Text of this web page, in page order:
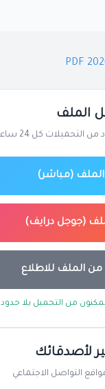
الملف
كل 24 ساعة
(مباشر)
(جوجل درايف)
الملف للاطلاع
من التحميل بلا حدود
لأصدقائك
التواصل الاجتماعي